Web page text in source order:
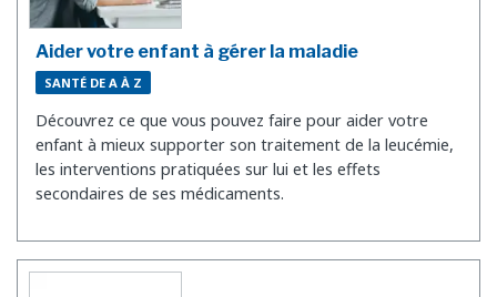
Aider votre enfant à gérer la maladie
SANTÉ DE A À Z
Découvrez ce que vous pouvez faire pour aider votre
enfant à mieux supporter son traitement de la leucémie,
les interventions pratiquées sur lui et les effets
secondaires de ses médicaments.